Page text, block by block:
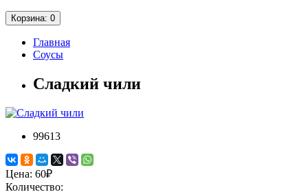
Корзина: 0
Главная
Соусы
Сладкий чили
99613
Цена: 60₽
Количество: